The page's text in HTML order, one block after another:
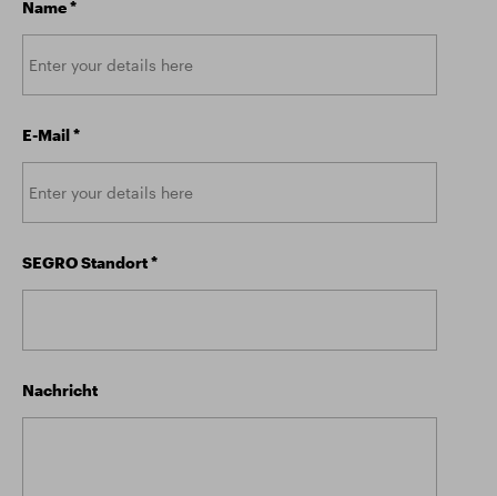
Name*
E-Mail*
SEGRO Standort*
Nachricht